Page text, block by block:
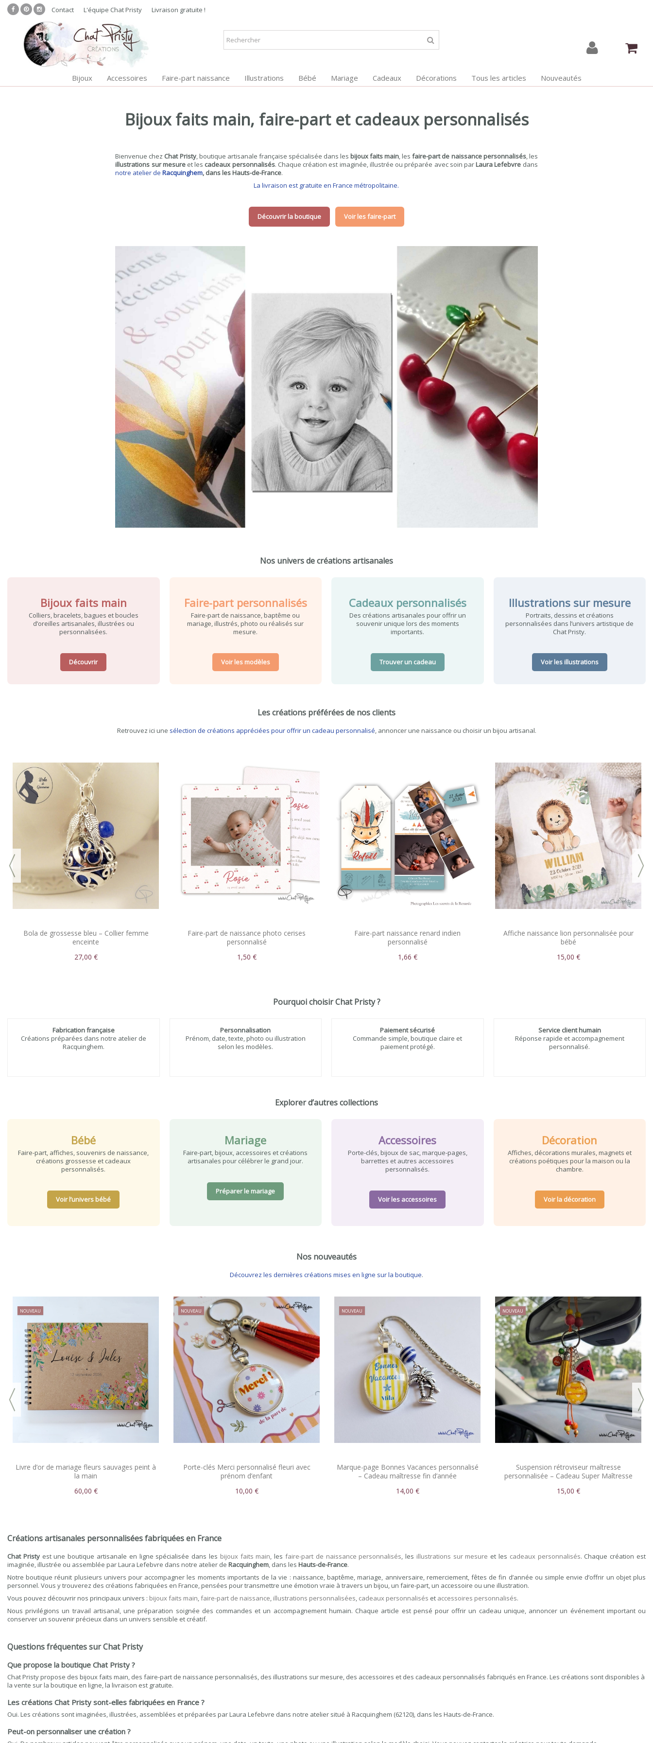
Contact L'équipe Chat Pristy Livraison gratuite !
Bijoux Accessoires Faire-part naissance Illustrations Bébé Mariage Cadeaux Décorations Tous les articles Nouveautés
Bijoux faits main, faire-part et cadeaux personnalisés
Bienvenue chez Chat Pristy, boutique artisanale française spécialisée dans lesbijoux faits main, lesfaire-part de naissance personnalisés, les
illustrations sur mesureet les cadeaux personnalisés. Chaque création est imaginée, illustrée ou préparée avec soin parLaura Lefebvre dans
notre atelier deRacquinghem, dans les Hauts-de-France.
La livraison est gratuite en France métropolitaine.
Découvrir la boutique Voir les faire-part
Nos univers de créations artisanales
Bijoux faits main
Colliers, bracelets, bagues et boucles
d’oreilles artisanales, illustrées ou
personnalisées.
Découvrir
Faire-part personnalisés
Faire-part de naissance, baptême ou
mariage, illustrés, photo ou réalisés sur
mesure.
Voir les modèles
Cadeaux personnalisés
Des créations artisanales pour offrir un
souvenir unique lors des moments
importants.
Trouver un cadeau
Illustrations sur mesure
Portraits, dessins et créations
personnalisées dans l’univers artistique de
Chat Pristy.
Voir les illustrations
Les créations préférées de nos clients
Retrouvez ici une sélection de créations appréciées pour offrir un cadeau personnalisé, annoncer une naissance ou choisir un bijou artisanal.
Bola de grossesse bleu – Collier femme
enceinte
27,00 €
Faire-part de naissance photo cerises
personnalisé
1,50 €
Faire-part naissance renard indien
personnalisé
1,66 €
Affiche naissance lion personnalisée pour
bébé
15,00 €
Pourquoi choisir Chat Pristy ?
Fabrication française
Créations préparées dans notre atelier de
Racquinghem.
Personnalisation
Prénom, date, texte, photo ou illustration
selon les modèles.
Paiement sécurisé
Commande simple, boutique claire et
paiement protégé.
Service client humain
Réponse rapide et accompagnement
personnalisé.
Explorer d’autres collections
Bébé
Faire-part, affiches, souvenirs de naissance,
créations grossesse et cadeaux
personnalisés.
Voir l’univers bébé
Mariage
Faire-part, bijoux, accessoires et créations
artisanales pour célébrer le grand jour.
Préparer le mariage
Accessoires
Porte-clés, bijoux de sac, marque-pages,
barrettes et autres accessoires
personnalisés.
Voir les accessoires
Décoration
Affiches, décorations murales, magnets et
créations poétiques pour la maison ou la
chambre.
Voir la décoration
Nos nouveautés
Découvrez les dernières créations mises en ligne sur la boutique.
NOUVEAU
Livre d’or de mariage fleurs sauvages peint à
la main
60,00 €
NOUVEAU
Porte-clés Merci personnalisé fleuri avec
prénom d’enfant
10,00 €
NOUVEAU
Marque-page Bonnes Vacances personnalisé
– Cadeau maîtresse fin d’année
14,00 €
NOUVEAU
Suspension rétroviseur maîtresse
personnalisée – Cadeau Super Maîtresse
15,00 €
Créations artisanales personnalisées fabriquées en France
Chat Pristyest une boutique artisanale en ligne spécialisée dans les bijoux faits main, les faire-part de naissance personnalisés, les illustrations sur mesure et les cadeaux personnalisés. Chaque création est
imaginée, illustrée ou assemblée par Laura Lefebvre dans notre atelier de Racquinghem, dans les Hauts-de-France.
Notre boutique réunit plusieurs univers pour accompagner les moments importants de la vie : naissance, baptême, mariage, anniversaire, remerciement, fêtes de fin d’année ou simple envie d’offrir un objet plus
personnel. Vous y trouverez des créations fabriquées en France, pensées pour transmettre une émotion vraie à travers un bijou, un faire-part, un accessoire ou une illustration.
Vous pouvez découvrir nos principaux univers : bijoux faits main,faire-part de naissance, illustrations personnalisées, cadeaux personnalisés et accessoires personnalisés.
Nous privilégions un travail artisanal, une préparation soignée des commandes et un accompagnement humain. Chaque article est pensé pour offrir un cadeau unique, annoncer un événement important ou
conserver un souvenir précieux dans un univers sensible et créatif.
Questions fréquentes sur Chat Pristy
Que propose la boutique Chat Pristy ?
Chat Pristy propose des bijoux faits main, des faire-part de naissance personnalisés, des illustrations sur mesure, des accessoires et des cadeaux personnalisés fabriqués en France. Les créations sont disponibles à
la vente sur la boutique en ligne, la livraison est gratuite.
Les créations Chat Pristy sont-elles fabriquées en France ?
Oui. Les créations sont imaginées, illustrées, assemblées et préparées par Laura Lefebvre dans notre atelier situé à Racquinghem (62120), dans les Hauts-de-France.
Peut-on personnaliser une création ?